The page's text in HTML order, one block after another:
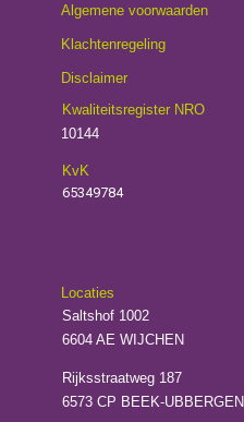
Algemene voorwaarden
Klachtenregeling
Disclaimer
Kwaliteitsregister NRO
10144
KvK
65349784
Locaties
Saltshof 1002
6604 AE WIJCHEN
Rijksstraatweg 187
6573 CP BEEK-UBBERGEN